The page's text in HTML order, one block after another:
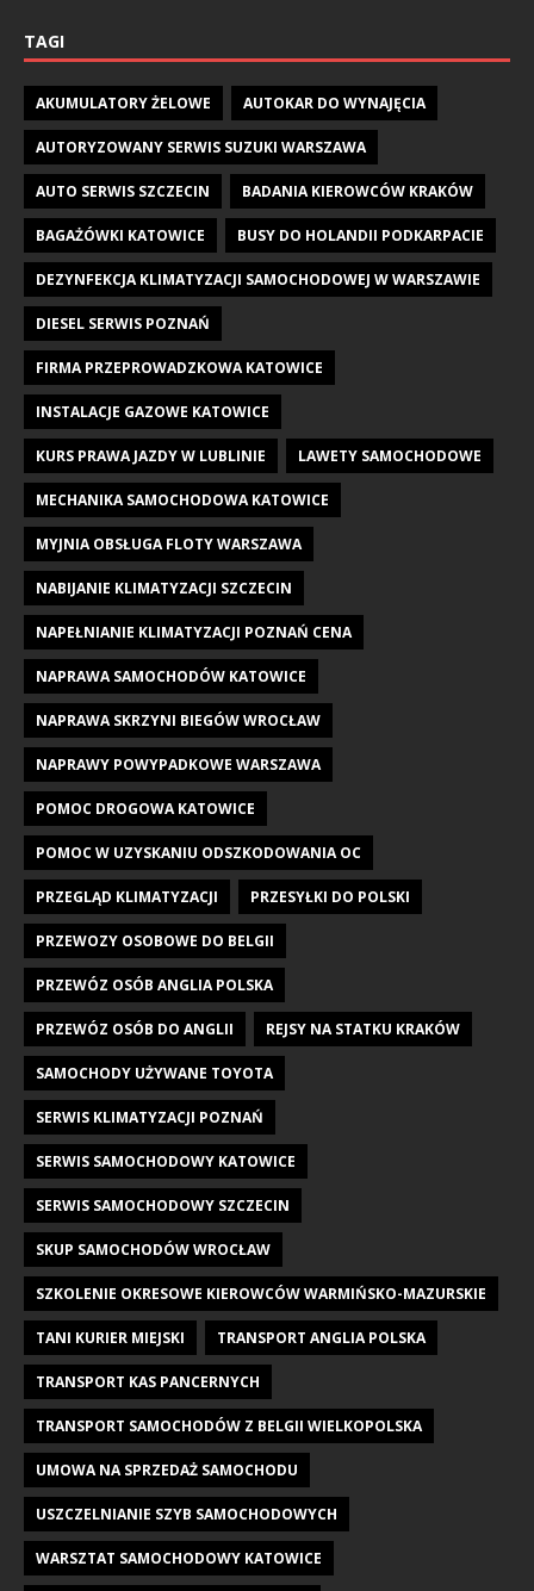
TAGI
AKUMULATORY ŻELOWE AUTOKAR DO WYNAJĘCIA
AUTORYZOWANY SERWIS SUZUKI WARSZAWA
AUTO SERWIS SZCZECIN BADANIA KIEROWCÓW KRAKÓW
BAGAŻÓWKI KATOWICE BUSY DO HOLANDII PODKARPACIE
DEZYNFEKCJA KLIMATYZACJI SAMOCHODOWEJ W WARSZAWIE
DIESEL SERWIS POZNAŃ
FIRMA PRZEPROWADZKOWA KATOWICE
INSTALACJE GAZOWE KATOWICE
KURS PRAWA JAZDY W LUBLINIE LAWETY SAMOCHODOWE
MECHANIKA SAMOCHODOWA KATOWICE
MYJNIA OBSŁUGA FLOTY WARSZAWA
NABIJANIE KLIMATYZACJI SZCZECIN
NAPEŁNIANIE KLIMATYZACJI POZNAŃ CENA
NAPRAWA SAMOCHODÓW KATOWICE
NAPRAWA SKRZYNI BIEGÓW WROCŁAW
NAPRAWY POWYPADKOWE WARSZAWA
POMOC DROGOWA KATOWICE
POMOC W UZYSKANIU ODSZKODOWANIA OC
PRZEGLĄD KLIMATYZACJI PRZESYŁKI DO POLSKI
PRZEWOZY OSOBOWE DO BELGII
PRZEWÓZ OSÓB ANGLIA POLSKA
PRZEWÓZ OSÓB DO ANGLII REJSY NA STATKU KRAKÓW
SAMOCHODY UŻYWANE TOYOTA
SERWIS KLIMATYZACJI POZNAŃ
SERWIS SAMOCHODOWY KATOWICE
SERWIS SAMOCHODOWY SZCZECIN
SKUP SAMOCHODÓW WROCŁAW
SZKOLENIE OKRESOWE KIEROWCÓW WARMIŃSKO-MAZURSKIE
TANI KURIER MIEJSKI TRANSPORT ANGLIA POLSKA
TRANSPORT KAS PANCERNYCH
TRANSPORT SAMOCHODÓW Z BELGII WIELKOPOLSKA
UMOWA NA SPRZEDAŻ SAMOCHODU
USZCZELNIANIE SZYB SAMOCHODOWYCH
WARSZTAT SAMOCHODOWY KATOWICE